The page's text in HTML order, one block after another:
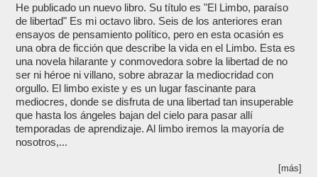
He publicado un nuevo libro. Su título es "El Limbo, paraíso
de libertad" Es mi octavo libro. Seis de los anteriores eran
ensayos de pensamiento político, pero en esta ocasión es
una obra de ficción que describe la vida en el Limbo. Esta es
una novela hilarante y conmovedora sobre la libertad de no
ser ni héroe ni villano, sobre abrazar la mediocridad con
orgullo. El limbo existe y es un lugar fascinante para
mediocres, donde se disfruta de una libertad tan insuperable
que hasta los ángeles bajan del cielo para pasar allí
temporadas de aprendizaje. Al limbo iremos la mayoría de
nosotros,...
[más]